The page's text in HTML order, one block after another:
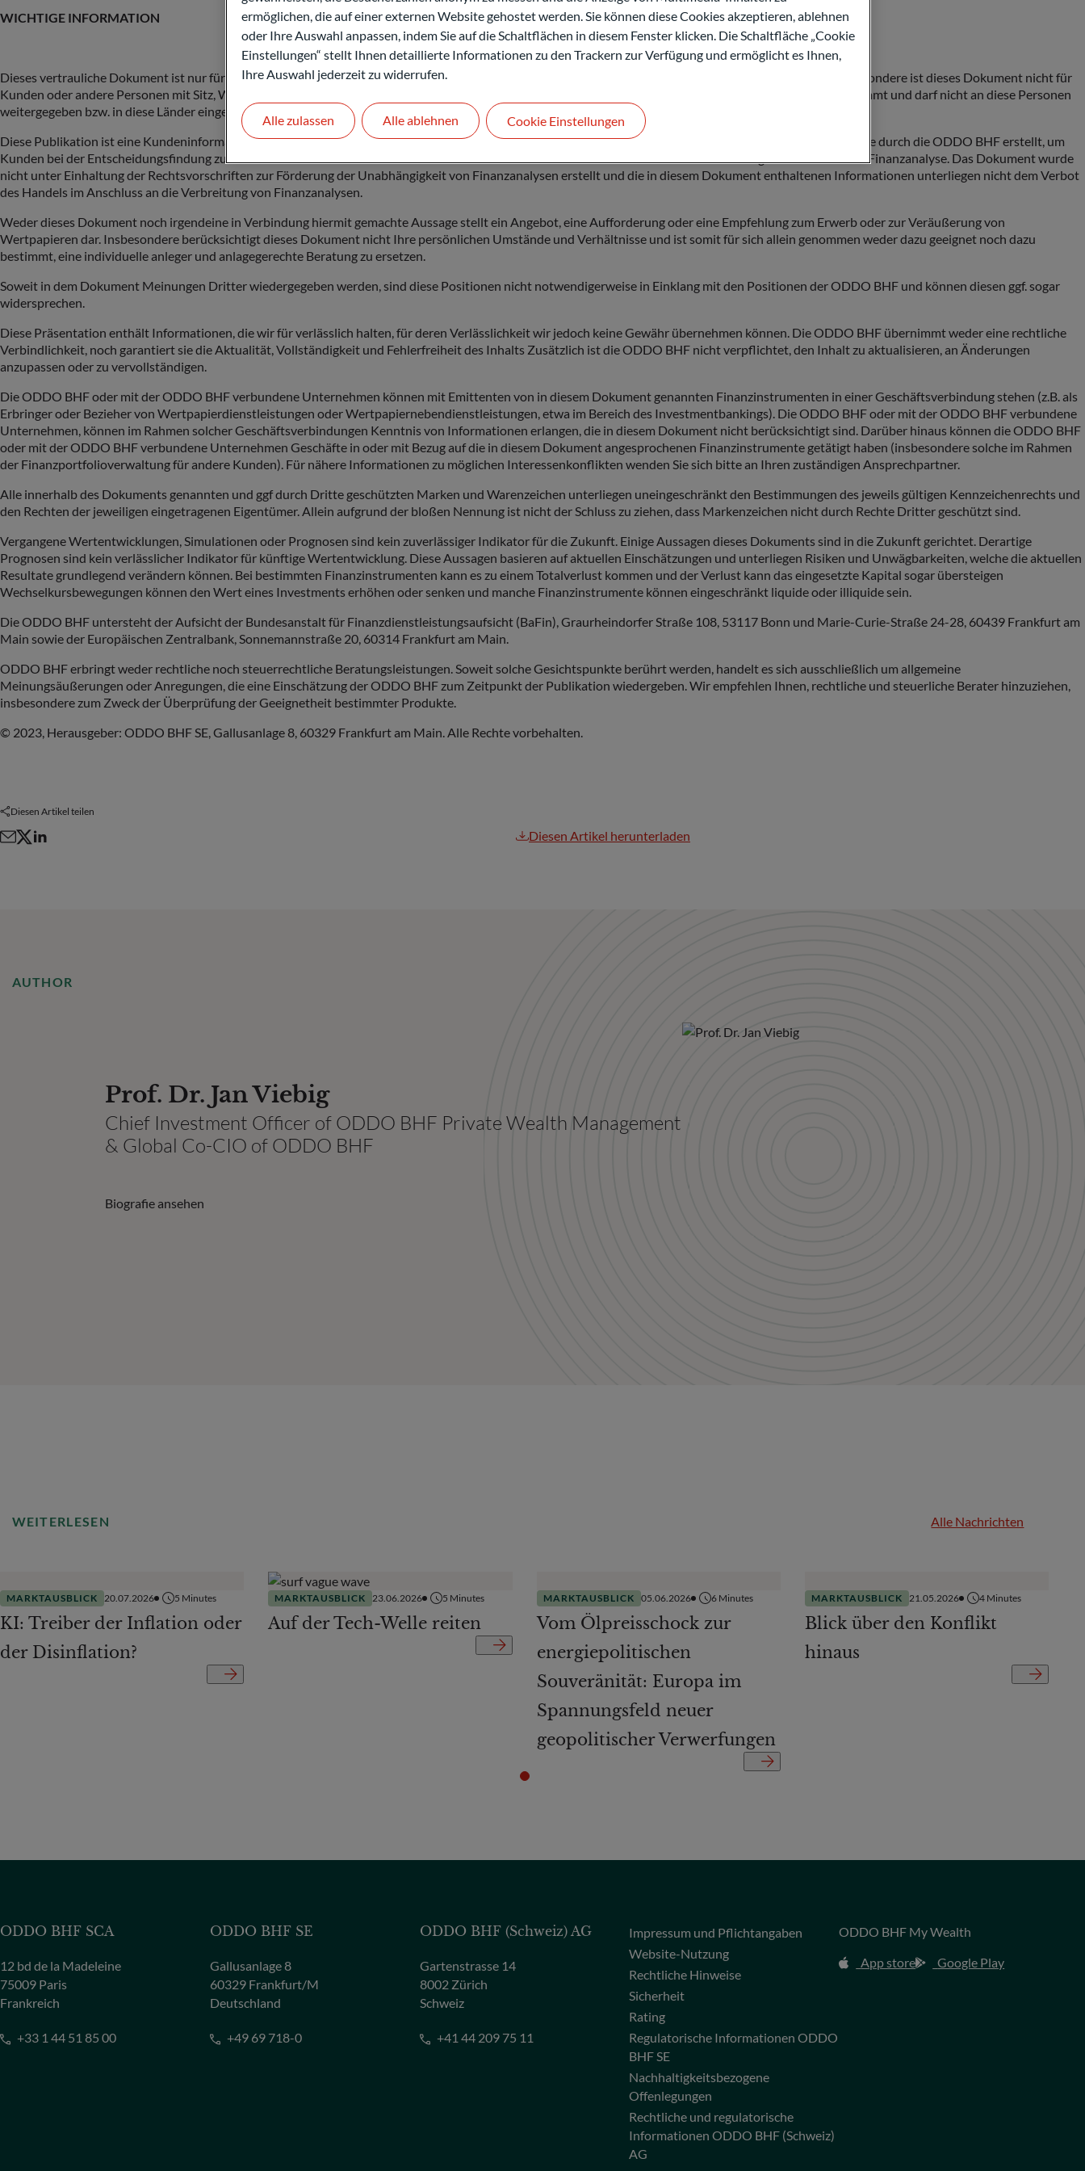
WICHTIGE INFORMATION
Dieses vertrauliche Dokument ist nur für Sie bestimmt Es darf weder insgesamt, noch in Teilen reproduziert, weitergegeben oder veröffentlicht werden. Insbesondere ist dieses Dokument nicht für
Kunden oder andere Personen mit Sitz, Wohnsitz, gewöhnlichem Aufenthaltsort oder Greencard in bzw für die USA, Kanada oder anderen Drittstaaten bestimmt und darf nicht an diese Personen
weitergegeben bzw. in diese Länder eingeführt oder dort verbreitet werden.
Diese Publikation ist eine Kundeninformation der ODDO BHF SE (nachfolgend „ODDO BHF“) im Sinne des Wertpapierhandelsgesetzes. Das Dokument wurde durch die ODDO BHF erstellt, um
Kunden bei der Entscheidungsfindung zu unterstützen und dient ausschließlich Informationszwecken. Es handelt sich hierbei um Werbung und nicht um eine Finanzanalyse. Das Dokument wurde
nicht unter Einhaltung der Rechtsvorschriften zur Förderung der Unabhängigkeit von Finanzanalysen erstellt und die in diesem Dokument enthaltenen Informationen unterliegen nicht dem Verbot
des Handels im Anschluss an die Verbreitung von Finanzanalysen.
Weder dieses Dokument noch irgendeine in Verbindung hiermit gemachte Aussage stellt ein Angebot, eine Aufforderung oder eine Empfehlung zum Erwerb oder zur Veräußerung von
Wertpapieren dar. Insbesondere berücksichtigt dieses Dokument nicht Ihre persönlichen Umstände und Verhältnisse und ist somit für sich allein genommen weder dazu geeignet noch dazu
bestimmt, eine individuelle anleger und anlagegerechte Beratung zu ersetzen.
Soweit in dem Dokument Meinungen Dritter wiedergegeben werden, sind diese Positionen nicht notwendigerweise in Einklang mit den Positionen der ODDO BHF und können diesen ggf. sogar
widersprechen.
Diese Präsentation enthält Informationen, die wir für verlässlich halten, für deren Verlässlichkeit wir jedoch keine Gewähr übernehmen können. Die ODDO BHF übernimmt weder eine rechtliche
Verbindlichkeit, noch garantiert sie die Aktualität, Vollständigkeit und Fehlerfreiheit des Inhalts Zusätzlich ist die ODDO BHF nicht verpflichtet, den Inhalt zu aktualisieren, an Änderungen
anzupassen oder zu vervollständigen.
Die ODDO BHF oder mit der ODDO BHF verbundene Unternehmen können mit Emittenten von in diesem Dokument genannten Finanzinstrumenten in einer Geschäftsverbindung stehen (z.B. als
Erbringer oder Bezieher von Wertpapierdienstleistungen oder Wertpapiernebendienstleistungen, etwa im Bereich des Investmentbankings). Die ODDO BHF oder mit der ODDO BHF verbundene
Unternehmen, können im Rahmen solcher Geschäftsverbindungen Kenntnis von Informationen erlangen, die in diesem Dokument nicht berücksichtigt sind. Darüber hinaus können die ODDO BHF
oder mit der ODDO BHF verbundene Unternehmen Geschäfte in oder mit Bezug auf die in diesem Dokument angesprochenen Finanzinstrumente getätigt haben (insbesondere solche im Rahmen
der Finanzportfolioverwaltung für andere Kunden). Für nähere Informationen zu möglichen Interessenkonflikten wenden Sie sich bitte an Ihren zuständigen Ansprechpartner.
Alle innerhalb des Dokuments genannten und ggf durch Dritte geschützten Marken und Warenzeichen unterliegen uneingeschränkt den Bestimmungen des jeweils gültigen Kennzeichenrechts und
den Rechten der jeweiligen eingetragenen Eigentümer. Allein aufgrund der bloßen Nennung ist nicht der Schluss zu ziehen, dass Markenzeichen nicht durch Rechte Dritter geschützt sind.
Vergangene Wertentwicklungen, Simulationen oder Prognosen sind kein zuverlässiger Indikator für die Zukunft. Einige Aussagen dieses Dokuments sind in die Zukunft gerichtet. Derartige
Prognosen sind kein verlässlicher Indikator für künftige Wertentwicklung. Diese Aussagen basieren auf aktuellen Einschätzungen und unterliegen Risiken und Unwägbarkeiten, welche die aktuellen
Resultate grundlegend verändern können. Bei bestimmten Finanzinstrumenten kann es zu einem Totalverlust kommen und der Verlust kann das eingesetzte Kapital sogar übersteigen
Wechselkursbewegungen können den Wert eines Investments erhöhen oder senken und manche Finanzinstrumente können eingeschränkt liquide oder illiquide sein.
Die ODDO BHF untersteht der Aufsicht der Bundesanstalt für Finanzdienstleistungsaufsicht (BaFin), Graurheindorfer Straße 108, 53117 Bonn und Marie-Curie-Straße 24-28, 60439 Frankfurt am
Main sowie der Europäischen Zentralbank, Sonnemannstraße 20, 60314 Frankfurt am Main.
ODDO BHF erbringt weder rechtliche noch steuerrechtliche Beratungsleistungen. Soweit solche Gesichtspunkte berührt werden, handelt es sich ausschließlich um allgemeine
Meinungsäußerungen oder Anregungen, die eine Einschätzung der ODDO BHF zum Zeitpunkt der Publikation wiedergeben. Wir empfehlen Ihnen, rechtliche und steuerliche Berater hinzuziehen,
insbesondere zum Zweck der Überprüfung der Geeignetheit bestimmter Produkte.
© 2023, Herausgeber: ODDO BHF SE, Gallusanlage 8, 60329 Frankfurt am Main. Alle Rechte vorbehalten.
Diesen Artikel teilen
Diesen Artikel herunterladen
AUTHOR
Prof. Dr. Jan Viebig
Chief Investment Officer of ODDO BHF Private Wealth Management
& Global Co-CIO of ODDO BHF
Biografie ansehen
WEITERLESEN Alle Nachrichten
MARKTAUSBLICK 20.07.2026 5 Minutes
KI: Treiber der Inflation oder
der Disinflation?
MARKTAUSBLICK 23.06.2026 5 Minutes
Auf der Tech-Welle reiten
MARKTAUSBLICK 05.06.2026 6 Minutes
Vom Ölpreisschock zur
energiepolitischen
Souveränität: Europa im
Spannungsfeld neuer
geopolitischer Verwerfungen
MARKTAUSBLICK 21.05.2026 4 Minutes
Blick über den Konflikt
hinaus
ODDO BHF SCA
12 bd de la Madeleine
75009 Paris
Frankreich
+33 1 44 51 85 00
ODDO BHF SE
Gallusanlage 8
60329 Frankfurt/M
Deutschland
+49 69 718-0
ODDO BHF (Schweiz) AG
Gartenstrasse 14
8002 Zürich
Schweiz
+41 44 209 75 11
Impressum und Pflichtangaben
Website-Nutzung
Rechtliche Hinweise
Sicherheit
Rating
Regulatorische Informationen ODDO
BHF SE
Nachhaltigkeitsbezogene
Offenlegungen
Rechtliche und regulatorische
Informationen ODDO BHF (Schweiz)
AG
ODDO BHF My Wealth
App store
Google Play
ermöglichen, die auf einer externen Website gehostet werden. Sie können diese Cookies akzeptieren, ablehnen
oder Ihre Auswahl anpassen, indem Sie auf die Schaltflächen in diesem Fenster klicken. Die Schaltfläche „Cookie
Einstellungen“ stellt Ihnen detaillierte Informationen zu den Trackern zur Verfügung und ermöglicht es Ihnen,
Ihre Auswahl jederzeit zu widerrufen.
Alle ablehnen
Alle zulassen Cookie Einstellungen